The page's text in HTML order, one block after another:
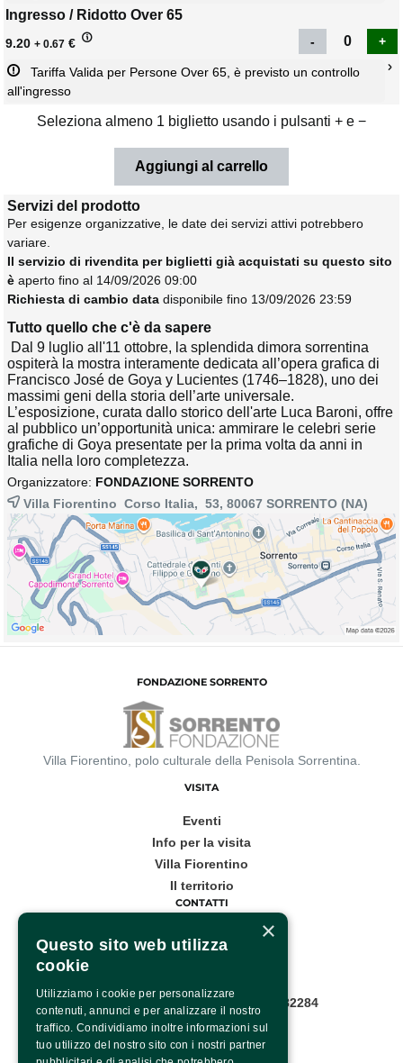
Ingresso / Ridotto Over 65
9.20 + 0.67 €
all'ingresso
Seleziona almeno 1 biglietto usando i pulsanti + e −
Servizi del prodotto
Per esigenze organizzative, le date dei servizi attivi potrebbero
variare.
Il servizio di rivendita per biglietti già acquistati su questo sito
è aperto fino al 14/09/2026 09:00
Richiesta di cambio data disponibile fino 13/09/2026 23:59
Tutto quello che c'è da sapere
Dal 9 luglio all'11 ottobre, la splendida dimora sorrentina
ospiterà la mostra interamente dedicata all’opera grafica di
Francisco José de Goya y Lucientes (1746–1828), uno dei
massimi geni della storia dell’arte universale.
L’esposizione, curata dallo storico dell'arte Luca Baroni, offre
al pubblico un’opportunità unica: ammirare le celebri serie
grafiche di Goya presentate per la prima volta da anni in
Italia nella loro completezza.
Organizzatore: FONDAZIONE SORRENTO
Villa Fiorentino Corso Italia, 53, 80067 SORRENTO (NA)
FONDAZIONE SORRENTO
Villa Fiorentino, polo culturale della Penisola Sorrentina.
VISITA
Eventi
Info per la visita
Villa Fiorentino
Il territorio
CONTATTI
Corso Italia, 53
Infopoint WhatsApp: +39 081 8782284
Pagina contatti
SOCIAL
×
Questo sito web utilizza
cookie
Utilizziamo i cookie per personalizzare
contenuti, annunci e per analizzare il nostro
traffico. Condividiamo inoltre informazioni sul
tuo utilizzo del nostro sito con i nostri partner